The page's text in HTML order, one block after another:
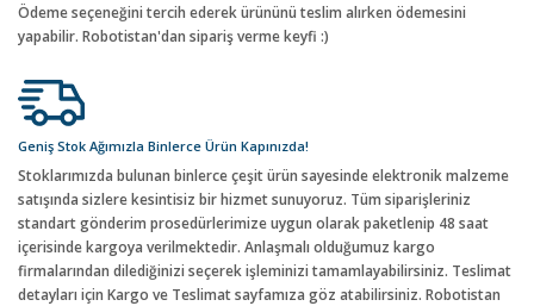
Ödeme seçeneğini tercih ederek ürününü teslim alırken ödemesini
yapabilir. Robotistan'dan sipariş verme keyfi :)
Geniş Stok Ağımızla Binlerce Ürün Kapınızda!
Stoklarımızda bulunan binlerce çeşit ürün sayesinde elektronik malzeme
satışında sizlere kesintisiz bir hizmet sunuyoruz. Tüm siparişleriniz
standart gönderim prosedürlerimize uygun olarak paketlenip 48 saat
içerisinde kargoya verilmektedir. Anlaşmalı olduğumuz kargo
firmalarından dilediğinizi seçerek işleminizi tamamlayabilirsiniz. Teslimat
detayları için Kargo ve Teslimat sayfamıza göz atabilirsiniz. Robotistan